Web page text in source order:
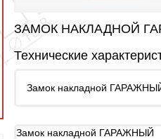
ЗАМОК НАКЛАДНОЙ
Технические
Замок накладной
Замок накладной ГАРАЖНЫЙ